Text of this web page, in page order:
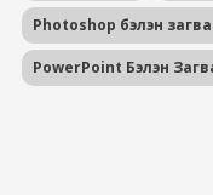
Photoshop бэлэн
PowerPoint Бэлэн